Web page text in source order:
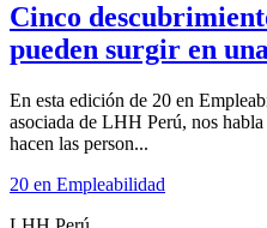
Cinco
pueden surgir en
En esta edición de 20 en
asociada de LHH Perú, nos
hacen las person...
20 en Empleabilidad